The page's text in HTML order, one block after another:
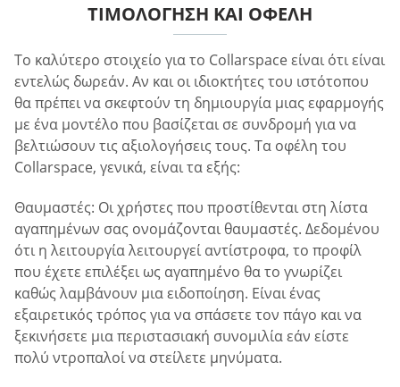
ΤΙΜΟΛΌΓΗΣΗ ΚΑΙ ΟΦΈΛΗ
Το καλύτερο στοιχείο για το Collarspace είναι ότι είναι
εντελώς δωρεάν. Αν και οι ιδιοκτήτες του ιστότοπου
θα πρέπει να σκεφτούν τη δημιουργία μιας εφαρμογής
με ένα μοντέλο που βασίζεται σε συνδρομή για να
βελτιώσουν τις αξιολογήσεις τους. Τα οφέλη του
Collarspace, γενικά, είναι τα εξής:
Θαυμαστές: Οι χρήστες που προστίθενται στη λίστα
αγαπημένων σας ονομάζονται θαυμαστές. Δεδομένου
ότι η λειτουργία λειτουργεί αντίστροφα, το προφίλ
που έχετε επιλέξει ως αγαπημένο θα το γνωρίζει
καθώς λαμβάνουν μια ειδοποίηση. Είναι ένας
εξαιρετικός τρόπος για να σπάσετε τον πάγο και να
ξεκινήσετε μια περιστασιακή συνομιλία εάν είστε
πολύ ντροπαλοί να στείλετε μηνύματα.